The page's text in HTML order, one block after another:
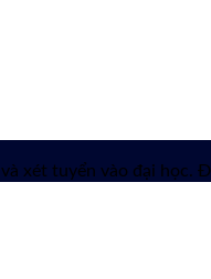
và xét tuyển vào đại học.